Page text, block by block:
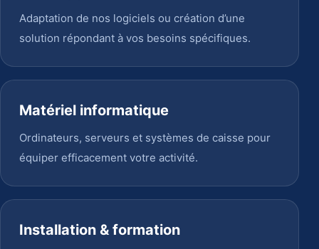
Adaptation de nos logiciels ou création d’une
solution répondant à vos besoins spécifiques.
Matériel informatique
Ordinateurs, serveurs et systèmes de caisse pour
équiper efficacement votre activité.
Installation & formation